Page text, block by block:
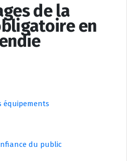
de la
en
équipements
du public